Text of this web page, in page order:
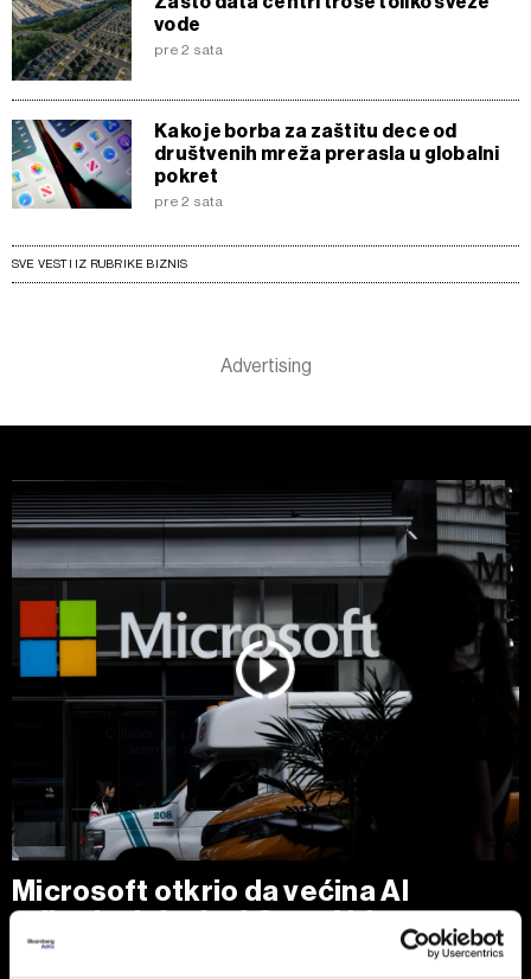
vode
pre 2 sata
Kako je borba za zaštitu dece od
društvenih mreža prerasla u globalni
pokret
pre 2 sata
SVE VESTI IZ RUBRIKE BIZNIS
Microsoft otkrio da većina AI
prihoda dolazi od OpenAI-ja
OpenAI je u prethodnoj fiskalnoj godini doneo Microsoftu
24,1 milijardu dolara prihoda, što predstavlja oko 70 odsto